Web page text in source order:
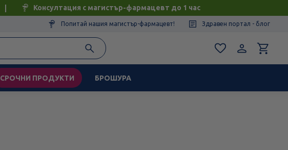
Консултация с магистър-фармацевт до 1 час
Попитай нашия магистър-фармацевт! Здравен портал - блог
СРОЧНИ ПРОДУКТИ БРОШУРА